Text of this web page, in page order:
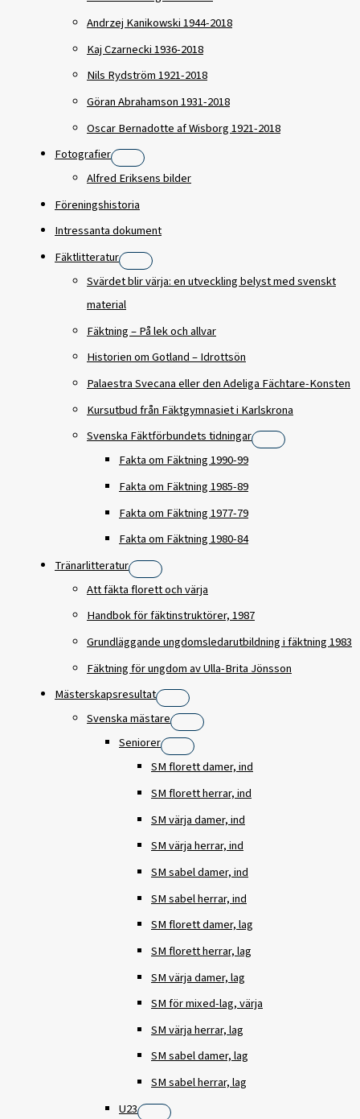
Andrzej Kanikowski 1944-2018
Kaj Czarnecki 1936-2018
Nils Rydström 1921-2018
Göran Abrahamson 1931-2018
Oscar Bernadotte af Wisborg 1921-2018
Fotografier
Alfred Eriksens bilder
Föreningshistoria
Intressanta dokument
Fäktlitteratur
Svärdet blir värja: en utveckling belyst med svenskt
material
Fäktning – På lek och allvar
Historien om Gotland – Idrottsön
Palaestra Svecana eller den Adeliga Fächtare-Konsten
Kursutbud från Fäktgymnasiet i Karlskrona
Svenska Fäktförbundets tidningar
Fakta om Fäktning 1990-99
Fakta om Fäktning 1985-89
Fakta om Fäktning 1977-79
Fakta om Fäktning 1980-84
Tränarlitteratur
Att fäkta florett och värja
Handbok för fäktinstruktörer, 1987
Grundläggande ungdomsledarutbildning i fäktning 1983
Fäktning för ungdom av Ulla-Brita Jönsson
Mästerskapsresultat
Svenska mästare
Seniorer
SM florett damer, ind
SM florett herrar, ind
SM värja damer, ind
SM värja herrar, ind
SM sabel damer, ind
SM sabel herrar, ind
SM florett damer, lag
SM florett herrar, lag
SM värja damer, lag
SM för mixed-lag, värja
SM värja herrar, lag
SM sabel damer, lag
SM sabel herrar, lag
U23